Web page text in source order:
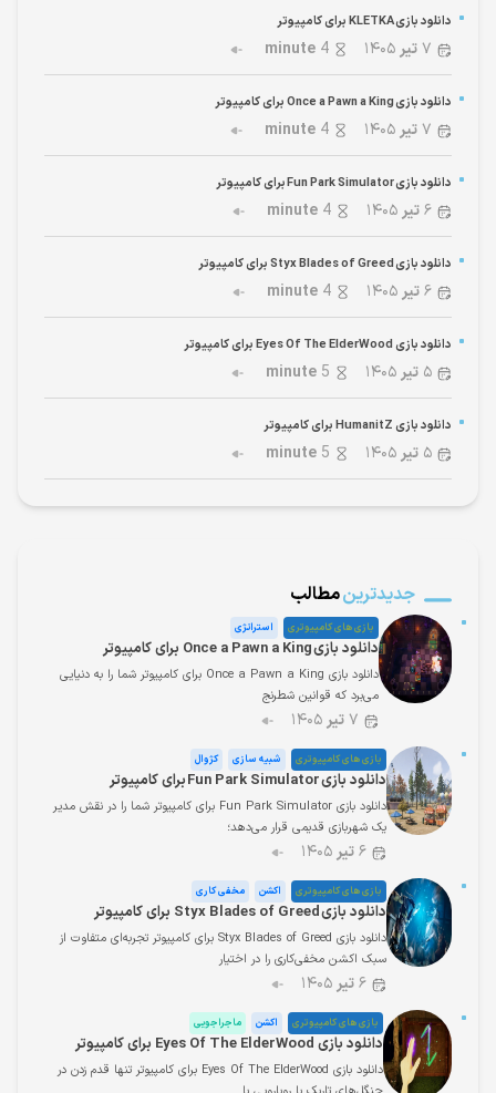
دانلود بازی KLETKA برای کامپیوتر
۷تیر ۱۴۰۵ 4
minute
دانلود بازی Once a Pawn a King برای کامپیوتر
۷تیر ۱۴۰۵ 4
minute
دانلود بازی Fun Park Simulator برای کامپیوتر
۶تیر ۱۴۰۵ 4
minute
دانلود بازی Styx Blades of Greed برای کامپیوتر
۶تیر ۱۴۰۵ 4
minute
دانلود بازی Eyes Of The ElderWood برای کامپیوتر
۵ تیر ۱۴۰۵ 5
minute
دانلود بازی HumanitZ برای کامپیوتر
۵ تیر ۱۴۰۵ 5
minute
جدیدترینمطالب
بازی های کامپیوتری استراتژی
دانلود بازی Once a Pawn a King برای کامپیوتر
دانلود بازی Once a Pawn a King برای کامپیوتر شما را به دنیایی
می‌برد که قوانین شطرنج
۷ تیر ۱۴۰۵
بازی های کامپیوتری شبیه سازی کژوال
دانلود بازی Fun Park Simulator برای کامپیوتر
دانلود بازی Fun Park Simulator برای کامپیوتر شما را در نقش مدیر
یک شهربازی قدیمی قرار می‌دهد؛
۶تیر ۱۴۰۵
بازی های کامپیوتری اکشن مخفی کاری
دانلود بازی Styx Blades of Greed برای کامپیوتر
دانلود بازی Styx Blades of Greed برای کامپیوتر تجربه‌ای متفاوت از
سبک اکشن مخفی‌کاری را در اختیار
۶تیر ۱۴۰۵
بازی های کامپیوتری اکشن ماجراجویی
دانلود بازی Eyes Of The ElderWood برای کامپیوتر
دانلود بازی Eyes Of The ElderWood برای کامپیوتر تنها قدم زدن در